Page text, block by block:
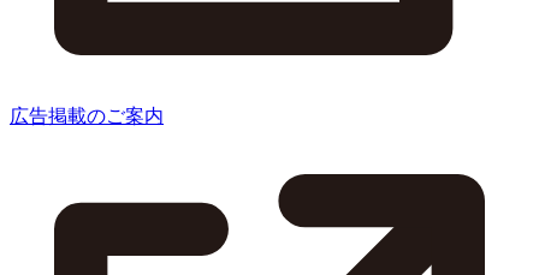
広告掲載のご案内